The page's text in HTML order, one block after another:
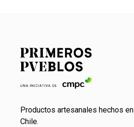
Productos artesanales hechos en
Chile.